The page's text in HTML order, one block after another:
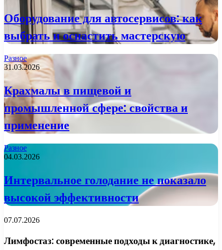
Оборудование для автосервисов: как
выбрать и оснастить мастерскую
Разное
31.03.2026
Крахмалы в пищевой и
промышленной сфере: свойства и
применение
Разное
04.03.2026
Интервальное голодание не показало
высокой эффективности
07.07.2026
Лимфостаз: современные подходы к диагностике,